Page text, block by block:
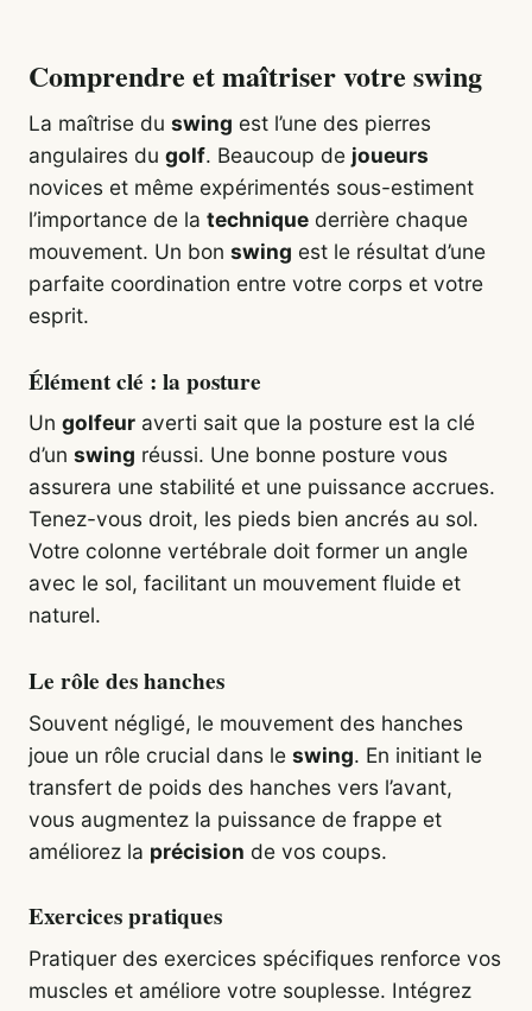
Comprendre et maîtriser votre swing
La maîtrise du swing est l’une des pierres
angulaires du golf. Beaucoup de joueurs
novices et même expérimentés sous-estiment
l’importance de la technique derrière chaque
mouvement. Un bon swing est le résultat d’une
parfaite coordination entre votre corps et votre
esprit.
Élément clé : la posture
Un golfeur averti sait que la posture est la clé
d’un swing réussi. Une bonne posture vous
assurera une stabilité et une puissance accrues.
Tenez-vous droit, les pieds bien ancrés au sol.
Votre colonne vertébrale doit former un angle
avec le sol, facilitant un mouvement fluide et
naturel.
Le rôle des hanches
Souvent négligé, le mouvement des hanches
joue un rôle crucial dans le swing. En initiant le
transfert de poids des hanches vers l’avant,
vous augmentez la puissance de frappe et
améliorez la précision de vos coups.
Exercices pratiques
Pratiquer des exercices spécifiques renforce vos
muscles et améliore votre souplesse. Intégrez